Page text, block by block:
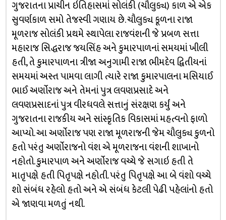
ગુજરાતના પ્રાચીન ઇતિહાસમાં સોલંકી (ચૌલુક્ય) કાળ એ એક
સુવર્ણકાળ સમો તેજસ્વી ગણાય છે. ચૌલુક્ય કૂળના રાજા
મૂળરાજ સોલંકી પ્રથમે સ્થાપેલા રાજવંશની જે પ્રબળ સત્તા
મહારાજ સિદ્ધરાજ જયસિંહ અને કુમારપાળનાં સમયમાં ખીલી
હતી, તે કુમારપાળના ત્રીજા અનુગામી રાજા ભીમદેવ દ્વિતીયનાં
સમયમાં અસ્ત પામવા લાગી ત્યારે રાજા કુમારપાલના મસિયાઈ
ભાઈ અર્ણોરાજ અને તેમનાં પુત્ર લવણપ્રસાદે અને
લવણપ્રસાદનાં પુત્ર વીરધવલે સત્તાનું સંરક્ષણ કર્યું અને
ગુજરાતના રાજકીય અને સાંસ્કૃતિક વિકાસમાં મહત્વનો ફાળો
આપ્યો. આ અર્ણોરાજ પણ રાજા મૂળરાજની જેમ ચૌલુક્ય કુળનો
હતો પરંતુ અર્ણોરાજનો વંશ એ મૂળરાજના વંશની શાખાનો
નહોતો. કુમારપાળ અને અર્ણોરાજ વચ્ચે જે સગાઇ હતી તે
માતૃપક્ષે હતી પિતૃપક્ષે નહોતી. પરંતુ પિતૃપક્ષે આ બે વંશો વચ્ચે
શો સંબંધ રહેલો હતો અને એ સંબંધ કેટલી પેઢી પહેલાંનો હતો
એ જાણવા મળતું નથી.